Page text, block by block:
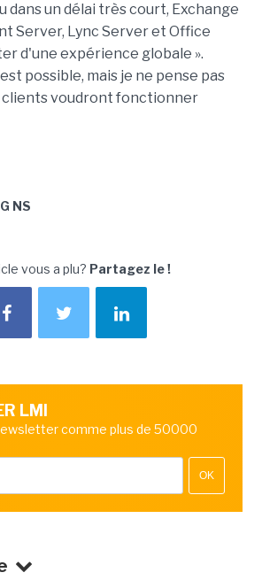
dans un délai très court, Exchange
Server, Lync Server et Office
d'une expérience globale ».
possible, mais je ne pense pas
clients voudront fonctionner
NS
vous a plu? Partagez le !
LMI
comme plus de 50000
OK